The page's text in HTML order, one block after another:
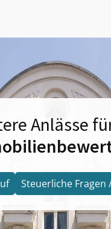
Anlässe
Steuerliche